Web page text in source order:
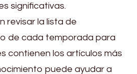
significativas.
revisar la lista de
de cada temporada para
contienen los artículos más
puede ayudar a